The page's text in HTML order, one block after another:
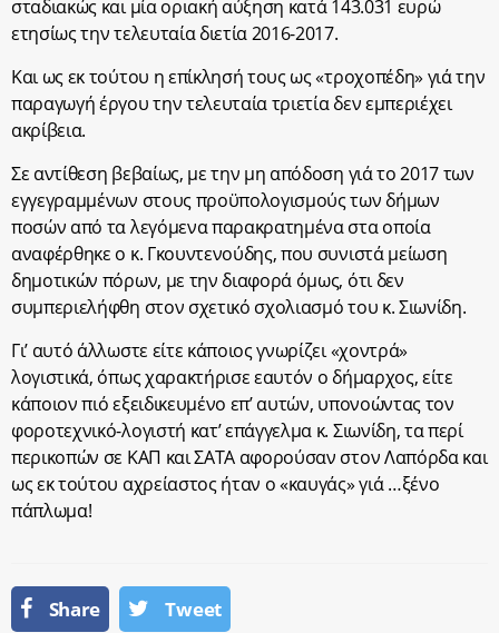
σταδιακώς και μία οριακή αύξηση κατά 143.031 ευρώ
ετησίως την τελευταία διετία 2016-2017.
Και ως εκ τούτου η επίκλησή τους ως «τροχοπέδη» γιά την
παραγωγή έργου την τελευταία τριετία δεν εμπεριέχει
ακρίβεια.
Σε αντίθεση βεβαίως, με την μη απόδοση γιά το 2017 των
εγγεγραμμένων στους προϋπολογισμούς των δήμων
ποσών από τα λεγόμενα παρακρατημένα στα οποία
αναφέρθηκε ο κ. Γκουντενούδης, που συνιστά μείωση
δημοτικών πόρων, με την διαφορά όμως, ότι δεν
συμπεριελήφθη στον σχετικό σχολιασμό του κ. Σιωνίδη.
Γι’ αυτό άλλωστε είτε κάποιος γνωρίζει «χοντρά»
λογιστικά, όπως χαρακτήρισε εαυτόν ο δήμαρχος, είτε
κάποιον πιό εξειδικευμένο επ’ αυτών, υπονοώντας τον
φοροτεχνικό-λογιστή κατ’ επάγγελμα κ. Σιωνίδη, τα περί
περικοπών σε ΚΑΠ και ΣΑΤΑ αφορούσαν στον Λαπόρδα και
ως εκ τούτου αχρείαστος ήταν ο «καυγάς» γιά …ξένο
πάπλωμα!
Share Tweet